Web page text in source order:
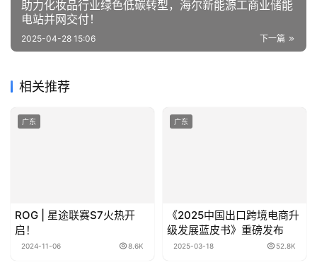
助力化妆品行业绿色低碳转型，海尔新能源工商业储能
电站并网交付！
下一篇
2025-04-28 15:06
相关推荐
广东
ROG | 星途联赛S7火热开
启！
2024-11-06 8.6K
广东
《2025中国出口跨境电商升
级发展蓝皮书》重磅发布
2025-03-18 52.8K